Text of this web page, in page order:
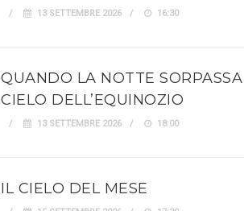
13 SETTEMBRE 2026 16:30
QUANDO LA NOTTE
CIELO DELL’EQUINOZIO
13 SETTEMBRE 2026 18:00
IL CIELO DEL MESE